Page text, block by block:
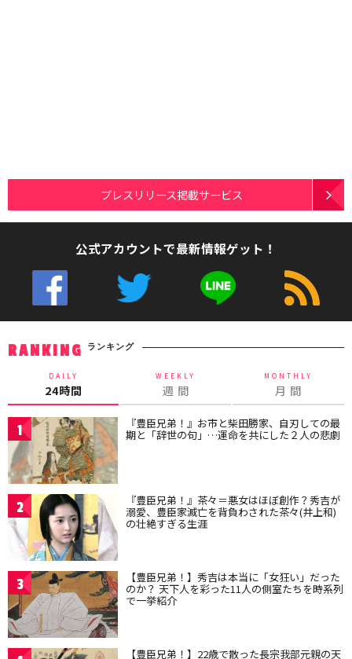
プレスリリース掲載サービス
公式アカウントで最新情報ゲット！
RANKING ランキング
DAILY
24時間
WEEKLY
週 間
MONTHLY
月 間
1 『豊臣兄弟！』お市と柴田勝家、自刃しての最
期と「辞世の句」…運命を共にした２人の悲劇
2 『豊臣兄弟！』茶々＝悪女はほぼ創作？秀吉が
溺愛、豊臣家滅亡を背負わされた茶々(井上和)
の壮絶すぎる生涯
3 【豊臣兄弟！】秀吉は本当に「女狂い」だった
のか？ 天下人を彩った11人の側室たちを時系列
で一挙紹介
【豊臣兄弟！】22歳で散った長宗我部元親の天